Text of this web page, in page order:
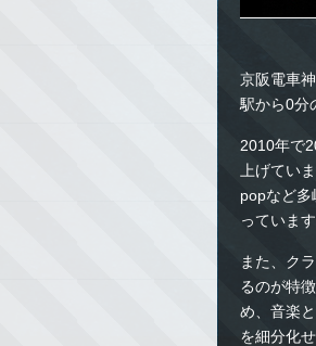
京阪電車
駅から0分
2010年で
上げてい
popなど
っています
また、ク
るのが特
め、音楽
を細分化